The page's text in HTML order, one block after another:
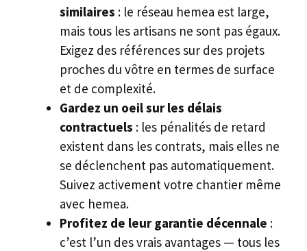
similaires : le réseau hemea est large,
mais tous les artisans ne sont pas égaux.
Exigez des références sur des projets
proches du vôtre en termes de surface
et de complexité.
Gardez un oeil sur les délais
contractuels : les pénalités de retard
existent dans les contrats, mais elles ne
se déclenchent pas automatiquement.
Suivez activement votre chantier même
avec hemea.
Profitez de leur garantie décennale :
c’est l’un des vrais avantages — tous les